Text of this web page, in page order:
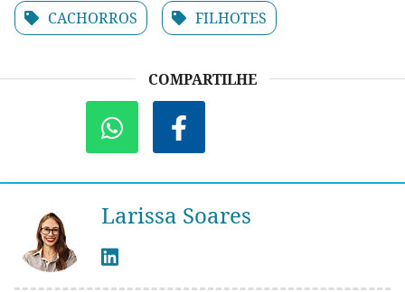
CACHORROS FILHOTES
COMPARTILHE
Larissa Soares